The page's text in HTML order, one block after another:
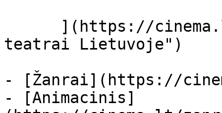
teatrai Lietuvoje")
- [Žanrai](https://
- [Animacinis]